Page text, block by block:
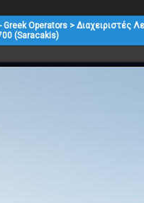
Operators > Διαχειριστές
(Saracakis)